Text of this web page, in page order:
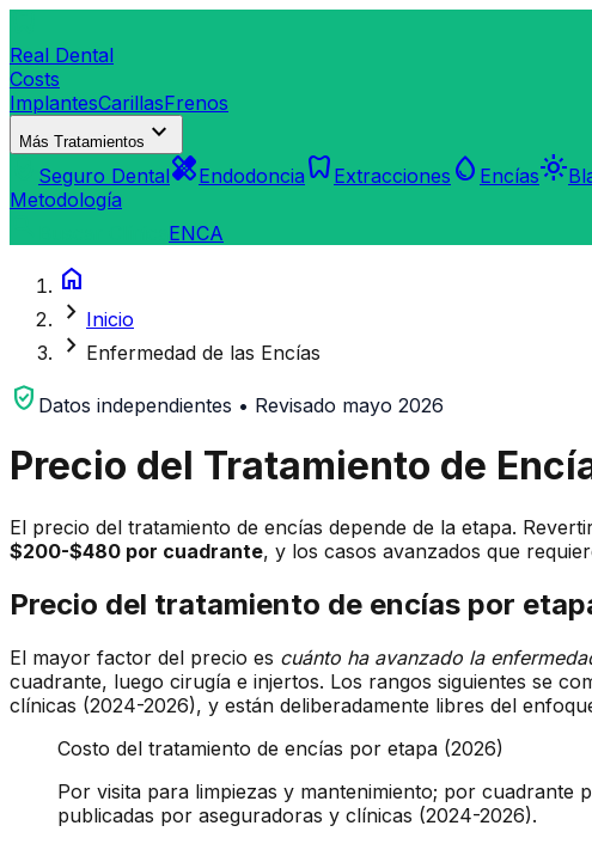
Real Dental
Costs
ImplantesCarillasFrenos
Más Tratamientos expand_more
Seguro DentalhealingEndodoncia dentistry Extracciones water_drop Encíaslight_mode
Metodología
ENCA
home
chevron_right Inicio
chevron_right Enfermedad de las Encías
verified_user Datos independientes • Revisado mayo 2026
Precio del Tratamiento de
El precio del tratamiento de encías depende de la etapa.
$200-$480 por cuadrante, y los casos avanzados que
Precio del tratamiento de encías por
El mayor factor del precio es cuánto ha avanzado la
cuadrante, luego cirugía e injertos. Los rangos siguientes se
clínicas (2024-2026), y están deliberadamente libres del
Costo del tratamiento de encías por etapa (2026)
Por visita para limpiezas y mantenimiento; por
publicadas por aseguradoras y clínicas (2024-2026).